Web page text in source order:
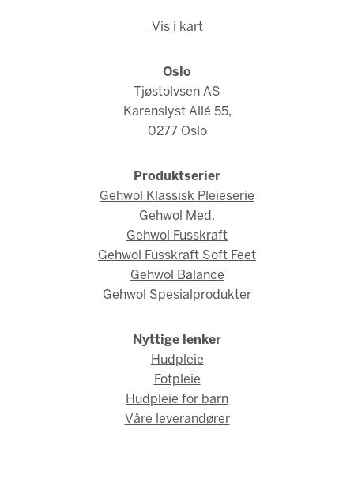
Vis i kart
Oslo
Tjøstolvsen AS
Karenslyst Allé 55,
0277 Oslo
Produktserier
Gehwol Klassisk Pleieserie
Gehwol Med.
Gehwol Fusskraft
Gehwol Fusskraft Soft Feet
Gehwol Balance
Gehwol Spesialprodukter
Nyttige lenker
Hudpleie
Fotpleie
Hudpleie for barn
Våre leverandører